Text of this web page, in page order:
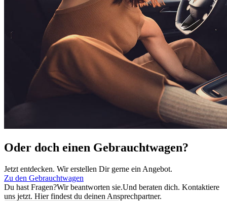
Oder doch einen Gebrauchtwagen?
Jetzt entdecken. Wir erstellen Dir gerne ein Angebot.
Zu den Gebrauchtwagen
Du hast Fragen?Wir beantworten sie.Und beraten dich. Kontaktiere
uns jetzt. Hier findest du deinen Ansprechpartner.